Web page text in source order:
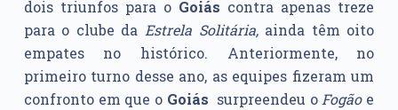
dois triunfos para o Goiás contra apenas treze
para o clube da Estrela Solitária,ainda têm oito
empates no histórico. Anteriormente, no
primeiro turno desse ano, as equipes fizeram um
confronto em que o Goiás surpreendeu oFogão e